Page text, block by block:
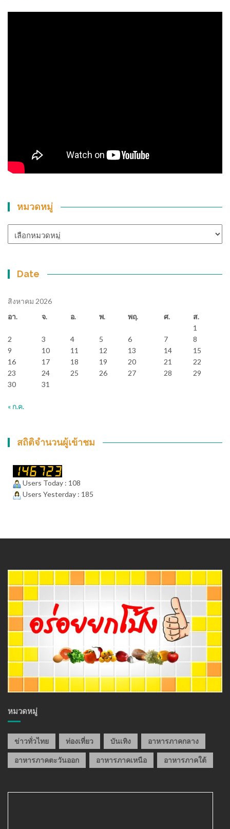
หมวดหมู่
หมู่
Date
สิงหาคม 2026
อา.
จ. อ. พ. พฤ. ศ.
ส.
1
2
3 4 5 6 7
8
9
10 11 12 13 14
15
16
17 18 19 20 21
22
23
24 25 26 27 28
29
30
31
« ก.ค.
สถิติจำนวนผู้เข้าชม
Users Today : 108
Users Yesterday : 185
หมวดหมู่
ข่าวทั่วไทย ท่องเที่ยว บันเทิง อาหารภาคกลาง
อาหารภาคตะวันออก อาหารภาคเหนือ อาหารภาคใต้